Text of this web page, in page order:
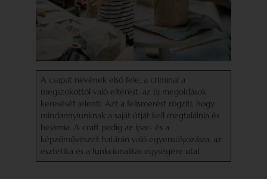
A csapat nevének első fele, a criminal a
megszokottól való eltérést, az új megoldások
keresését jelenti. Azt a felismerést rögzíti, hogy
mindannyiunknak a saját útját kell megtalálnia és
bejárnia. A craft pedig az ipar- és a
képzőművészet határán való egyensúlyozásra, az
esztétika és a funkcionalitás egységére utal.